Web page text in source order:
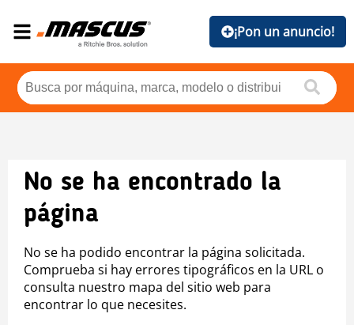
¡Pon un anuncio!
No se ha encontrado la
página
No se ha podido encontrar la página solicitada.
Comprueba si hay errores tipográficos en la URL o
consulta nuestro mapa del sitio web para
encontrar lo que necesites.